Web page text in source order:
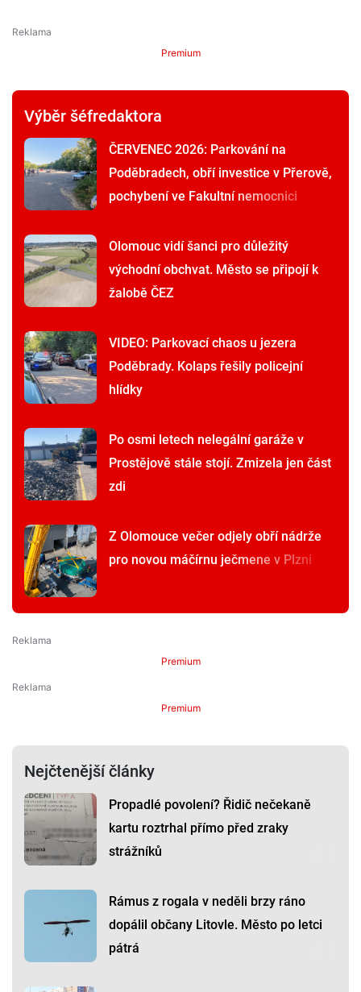
Premium
Výběr šéfredaktora
ČERVENEC 2026: Parkování na
Poděbradech, obří investice v Přerově,
pochybení ve Fakultní nemocnici
Olomouc vidí šanci pro důležitý
východní obchvat. Město se připojí k
žalobě ČEZ
VIDEO: Parkovací chaos u jezera
Poděbrady. Kolaps řešily policejní
hlídky
Po osmi letech nelegální garáže v
Prostějově stále stojí. Zmizela jen část
zdi
Z Olomouce večer odjely obří nádrže
pro novou máčírnu ječmene v Plzni
Premium
Premium
Nejčtenější články
Propadlé povolení? Řidič nečekaně
kartu roztrhal přímo před zraky
strážníků
Rámus z rogala v neděli brzy ráno
dopálil občany Litovle. Město po letci
pátrá